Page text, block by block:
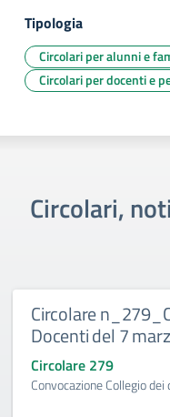
Tipologia
Circolari per alunni e
Circolari per docenti e
Circolari,
Circolare
Docenti del 7
Circolare 279
Convocazione Collegio dei